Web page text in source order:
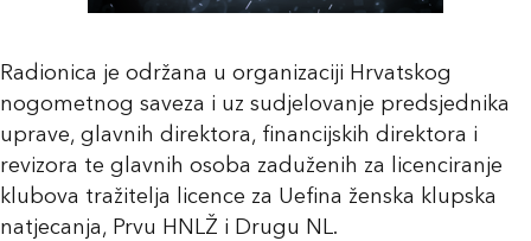
Radionica je održana u organizaciji Hrvatskog
nogometnog saveza i uz sudjelovanje predsjednika
uprave, glavnih direktora, financijskih direktora i
revizora te glavnih osoba zaduženih za licenciranje
klubova tražitelja licence za Uefina ženska klupska
natjecanja, Prvu HNLŽ i Drugu NL.